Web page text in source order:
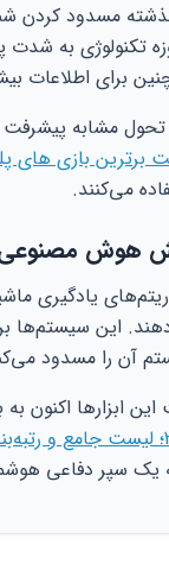
مسدود کردن
تکنولوژی به
برای اطلاعات
تحول مشابه پیشرفت
برترین بازی های
می‌کنند.
هوش مصنوعی
یادگیری
این سیستم‌ها بر
آن را مسدود
اکنون به بالای ۹۹ درصد رسیده است. این سطح از
یک سپر دفاعی